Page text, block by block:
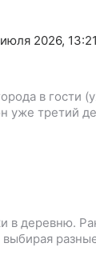
2026,
в
уже третий
в деревню.